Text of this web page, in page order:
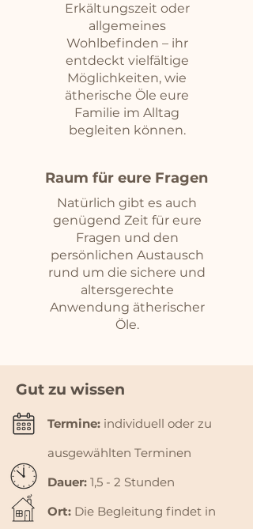
Erkältungszeit oder
allgemeines
Wohlbefinden – ihr
entdeckt vielfältige
Möglichkeiten, wie
ätherische Öle eure
Familie im Alltag
begleiten können.
Raum für eure Fragen
Natürlich gibt es auch
genügend Zeit für eure
Fragen und den
persönlichen Austausch
rund um die sichere und
altersgerechte
Anwendung ätherischer
Öle.
Gut zu wissen
Termine: individuell oder zu
ausgewählten Terminen
Dauer: 1,5 - 2 Stunden
Ort: Die Begleitung findet in